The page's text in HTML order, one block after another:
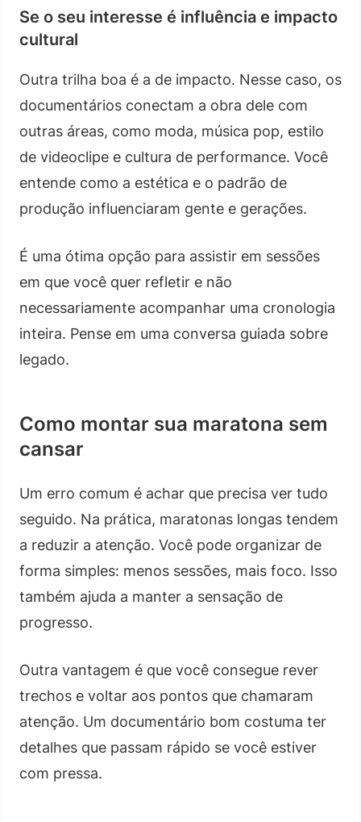
Se o seu interesse é influência e impacto
cultural
Outra trilha boa é a de impacto. Nesse caso, os
documentários conectam a obra dele com
outras áreas, como moda, música pop, estilo
de videoclipe e cultura de performance. Você
entende como a estética e o padrão de
produção influenciaram gente e gerações.
É uma ótima opção para assistir em sessões
em que você quer refletir e não
necessariamente acompanhar uma cronologia
inteira. Pense em uma conversa guiada sobre
legado.
Como montar sua maratona sem
cansar
Um erro comum é achar que precisa ver tudo
seguido. Na prática, maratonas longas tendem
a reduzir a atenção. Você pode organizar de
forma simples: menos sessões, mais foco. Isso
também ajuda a manter a sensação de
progresso.
Outra vantagem é que você consegue rever
trechos e voltar aos pontos que chamaram
atenção. Um documentário bom costuma ter
detalhes que passam rápido se você estiver
com pressa.